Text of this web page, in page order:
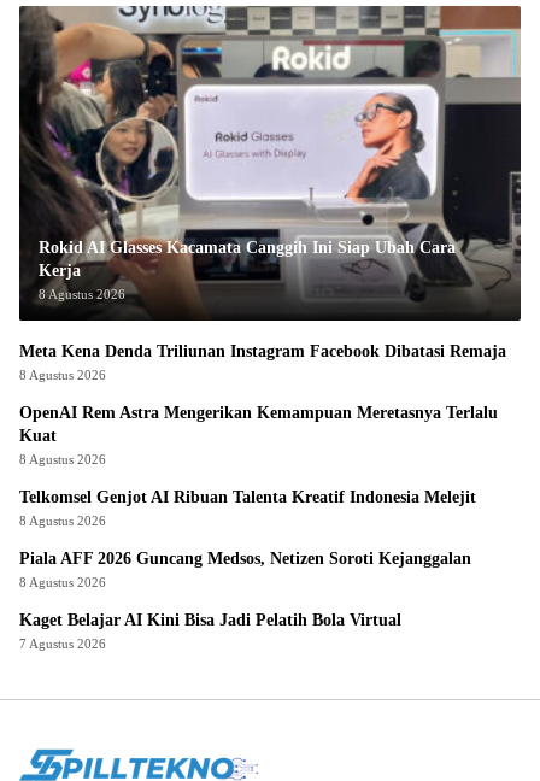
Rokid AI Glasses Kacamata Canggih Ini Siap Ubah Cara
Kerja
8 Agustus 2026
Meta Kena Denda Triliunan Instagram Facebook Dibatasi Remaja
8 Agustus 2026
OpenAI Rem Astra Mengerikan Kemampuan Meretasnya Terlalu
Kuat
8 Agustus 2026
Telkomsel Genjot AI Ribuan Talenta Kreatif Indonesia Melejit
8 Agustus 2026
Piala AFF 2026 Guncang Medsos, Netizen Soroti Kejanggalan
8 Agustus 2026
Kaget Belajar AI Kini Bisa Jadi Pelatih Bola Virtual
7 Agustus 2026